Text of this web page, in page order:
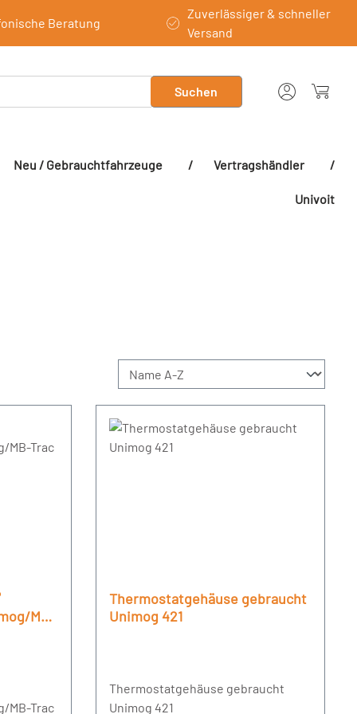
Beratung
Zuverlässiger & schneller
Versand
Suchen
Neu / Gebrauchtfahrzeuge / Vertragshändler /
Univoit
MB-
MB-Trac
Thermostatgehäuse gebraucht
Unimog 421
Thermostatgehäuse gebraucht
Unimog 421